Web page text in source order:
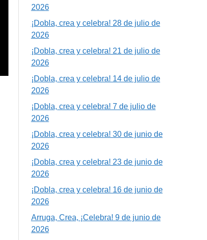
2026
¡Dobla, crea y celebra! 28 de julio de
2026
¡Dobla, crea y celebra! 21 de julio de
2026
¡Dobla, crea y celebra! 14 de julio de
2026
¡Dobla, crea y celebra! 7 de julio de
2026
¡Dobla, crea y celebra! 30 de junio de
2026
¡Dobla, crea y celebra! 23 de junio de
2026
¡Dobla, crea y celebra! 16 de junio de
2026
Arruga, Crea, ¡Celebra! 9 de junio de
2026